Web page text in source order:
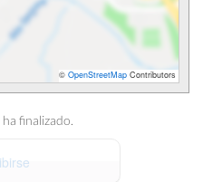
© OpenStreetMap Contributors
finalizado.